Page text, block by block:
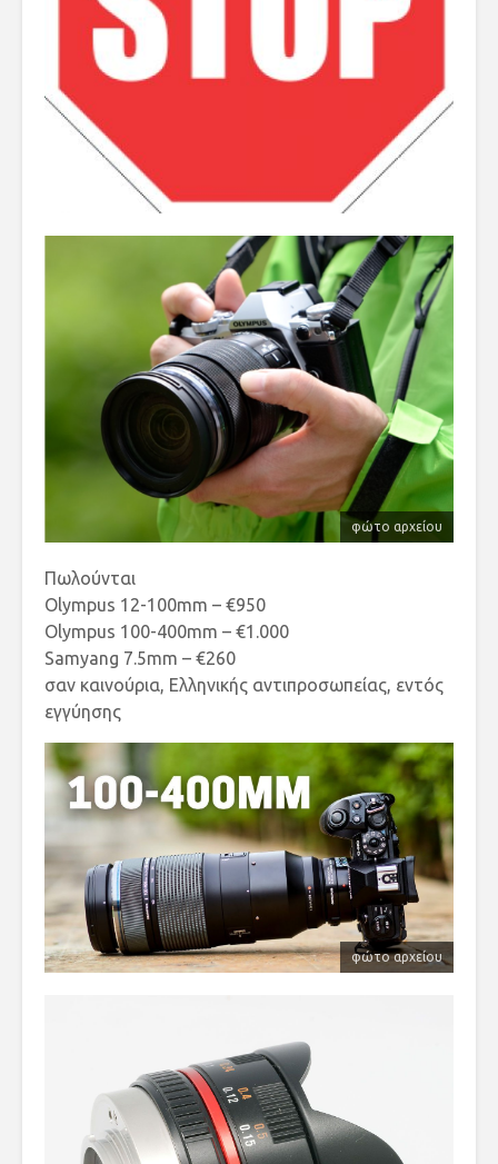
φώτο αρχείου
Πωλούνται
Olympus 12-100mm – €950
Olympus 100-400mm – €1.000
Samyang 7.5mm – €260
σαν καινούρια, Ελληνικής αντιπροσωπείας, εντός
εγγύησης
φώτο αρχείου